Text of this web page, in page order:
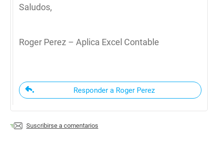
Saludos,
Roger Perez – Aplica Excel Contable
Responder a Roger Perez
Suscribirse a comentarios